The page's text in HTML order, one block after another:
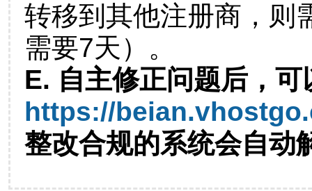
转移到其他注册商，则
需要7天）。
E. 自主修正问题后，可
https://
整改合规的系统会自动